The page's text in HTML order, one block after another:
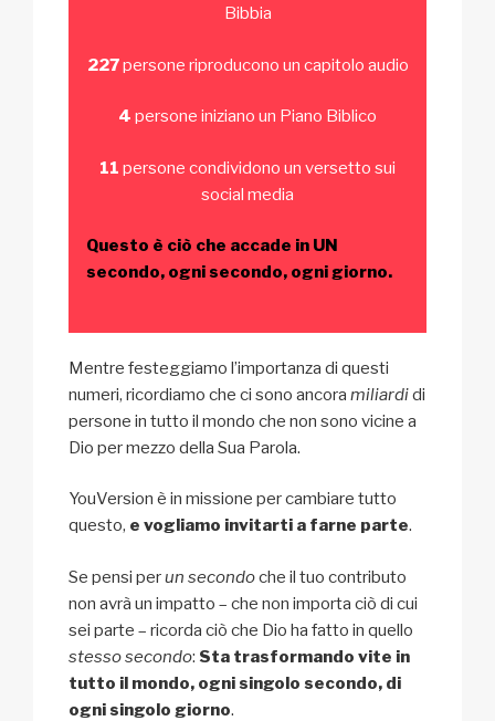
Bibbia
227persone riproducono un capitolo audio
4 persone iniziano un Piano Biblico
11 persone condividono un versetto sui
social media
Questo è ciò che accade in UN
secondo, ogni secondo, ogni giorno.
Mentre festeggiamo l’importanza di questi
numeri, ricordiamo che ci sono ancora miliardidi
persone in tutto il mondo che non sono vicine a
Dio per mezzo della Sua Parola.
YouVersion è in missione per cambiare tutto
questo, e vogliamo invitarti a farne parte.
Se pensi perun secondoche il tuo contributo
non avrà un impatto – che non importa ciò di cui
sei parte – ricorda ciò che Dio ha fatto in quello
stesso secondo: Sta trasformando vite in
tutto il mondo, ogni singolo secondo, di
ogni singolo giorno.